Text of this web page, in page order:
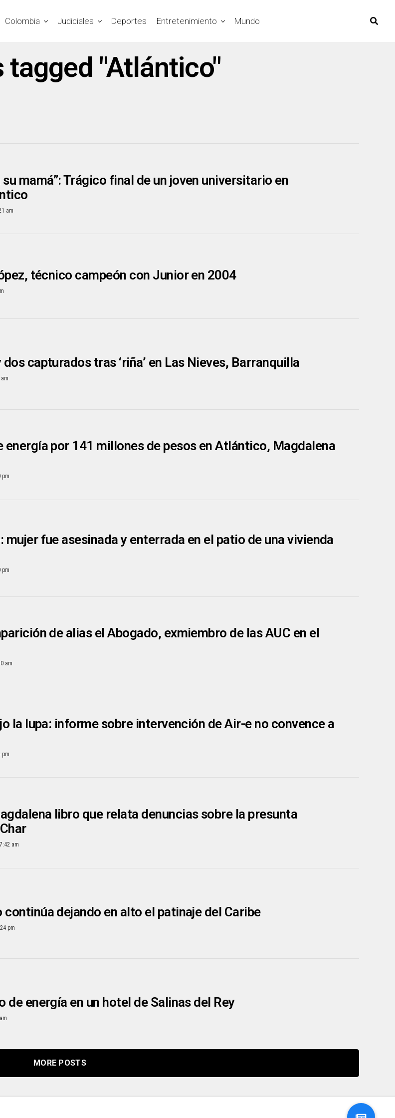
Colombia Judiciales Deportes Entretenimiento Mundo
"Atlántico"
su mamá”: Trágico final de un joven universitario en
am
técnico campeón con Junior en 2004
capturados tras ‘riña’ en Las Nieves, Barranquilla
energía por 141 millones de pesos en Atlántico, Magdalena
pm
mujer fue asesinada y enterrada en el patio de una vivienda
pm
de alias el Abogado, exmiembro de las AUC en el
am
la lupa: informe sobre intervención de Air-e no convence a
pm
libro que relata denuncias sobre la presunta
am
dejando en alto el patinaje del Caribe
pm
de energía en un hotel de Salinas del Rey
MORE POSTS